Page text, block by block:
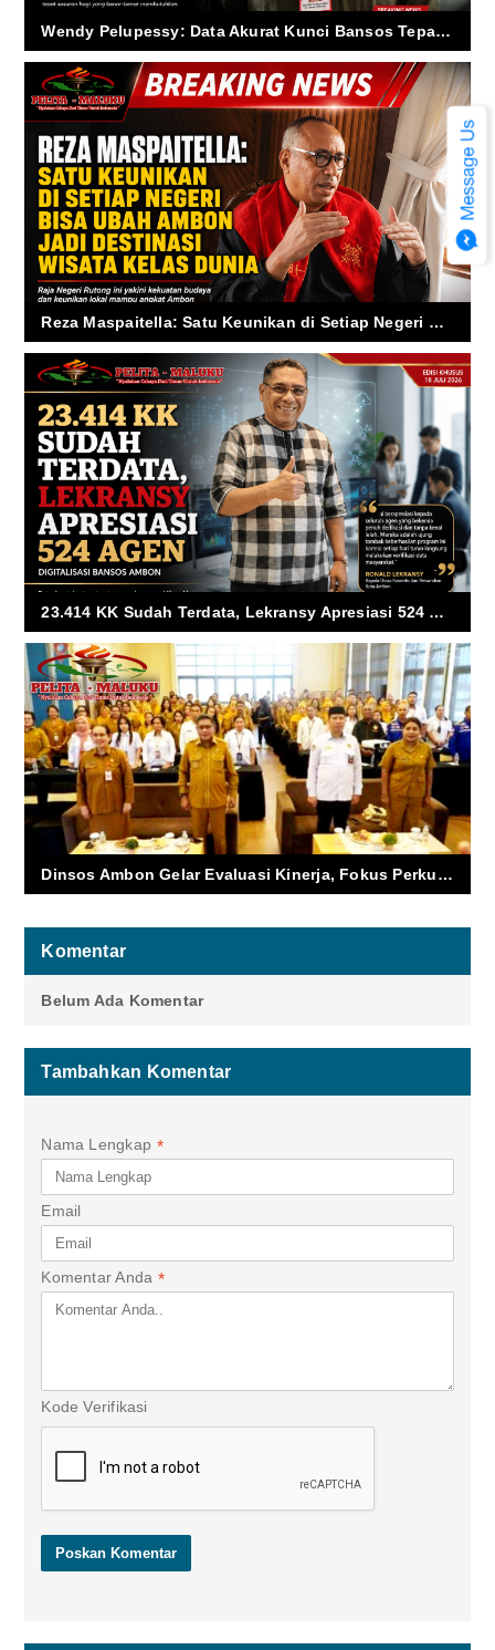
Wendy Pelupessy: Data Akurat Kunci Bansos Tepat Sasaran di Ambon
Reza Maspaitella: Satu Keunikan di Setiap Negeri Bisa Ubah Ambon Jadi Destinasi Wisata Kelas Dunia
23.414 KK Sudah Terdata, Lekransy Apresiasi 524 Agen Digitalisasi Bansos Ambon
Dinsos Ambon Gelar Evaluasi Kinerja, Fokus Perkuat Program Pengentasan Kemiskinan
Komentar
Belum Ada Komentar
Tambahkan Komentar
Nama Lengkap *
Email
Komentar Anda *
Kode Verifikasi